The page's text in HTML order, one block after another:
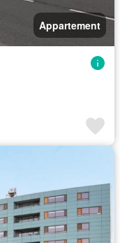
Appartement